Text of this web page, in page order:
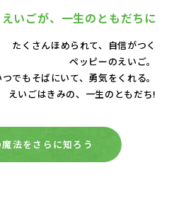
えいごが、 一生のともだちに
たくさんほめられて、自信がつく
ペッピーのえいご。
つでもそばにいて、 勇気をくれる。
えいごはきみの、一生のともだち!
法をさらに知ろう